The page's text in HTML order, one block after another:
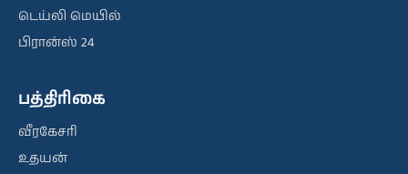
டெய்லி மெயில்
பிரான்ஸ் 24
பத்திரிகை
வீரகேசரி
உதயன்